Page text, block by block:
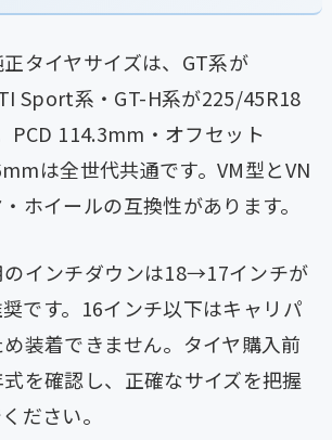
タイヤサイズは、GT系が
Sport系・GT-H系が225/45R18
PCD 114.3mm・オフセット
は全世代共通です。VM型とVN
ホイールの互換性があります。
のインチダウンは18→17インチが
です。16インチ以下はキャリパ
装着できません。タイヤ購入前
を確認し、正確なサイズを把握
ださい。